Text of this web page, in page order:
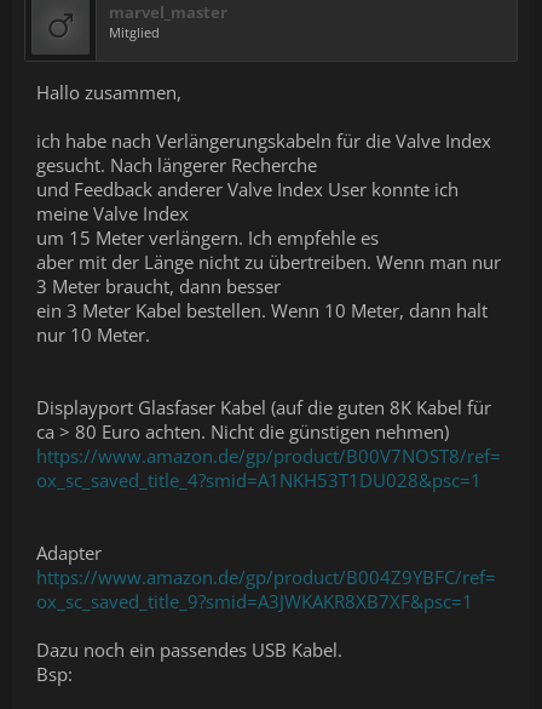
marvel_master
Mitglied
Hallo zusammen,
ich habe nach Verlängerungskabeln für die Valve Index
gesucht. Nach längerer Recherche
und Feedback anderer Valve Index User konnte ich
meine Valve Index
um 15 Meter verlängern. Ich empfehle es
aber mit der Länge nicht zu übertreiben. Wenn man nur
3 Meter braucht, dann besser
ein 3 Meter Kabel bestellen. Wenn 10 Meter, dann halt
nur 10 Meter.
Displayport Glasfaser Kabel (auf die guten 8K Kabel für
ca > 80 Euro achten. Nicht die günstigen nehmen)
https://www.amazon.de/gp/product/B00V7NOST8/ref=
ox_sc_saved_title_4?smid=A1NKH53T1DU028&psc=1
Adapter
https://www.amazon.de/gp/product/B004Z9YBFC/ref=
ox_sc_saved_title_9?smid=A3JWKAKR8XB7XF&psc=1
Dazu noch ein passendes USB Kabel.
Bsp: